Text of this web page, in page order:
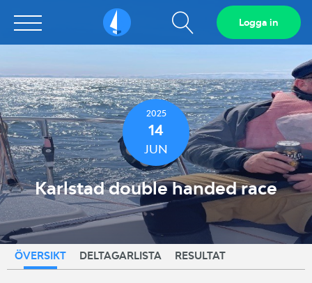
Sailarena Visa
sökfält
Logga in
2025
14
JUN
Karlstad double handed race
ÖVERSIKT DELTAGARLISTA RESULTAT